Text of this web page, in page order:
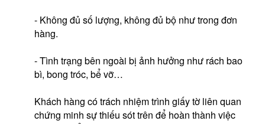
- Không đủ số lượng, không đủ bộ như trong đơn
hàng.
- Tình trạng bên ngoài bị ảnh hưởng như rách bao
bì, bong tróc, bể vỡ…
Khách hàng có trách nhiệm trình giấy tờ liên quan
chứng minh sự thiếu sót trên để hoàn thành việc